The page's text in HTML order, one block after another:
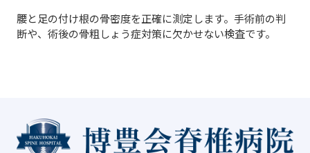
腰と足の付け根の骨密度を正確に測定します。手術前の判
断や、術後の骨粗しょう症対策に欠かせない検査です。